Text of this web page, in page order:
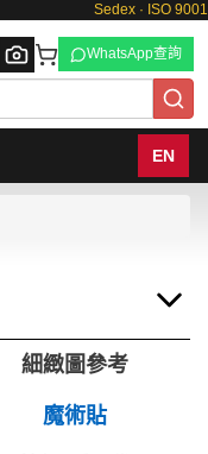
Sedex · ISO 9001
WhatsApp查詢
EN
細緻圖參考
魔術貼